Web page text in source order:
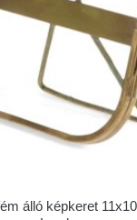
álló képkeret